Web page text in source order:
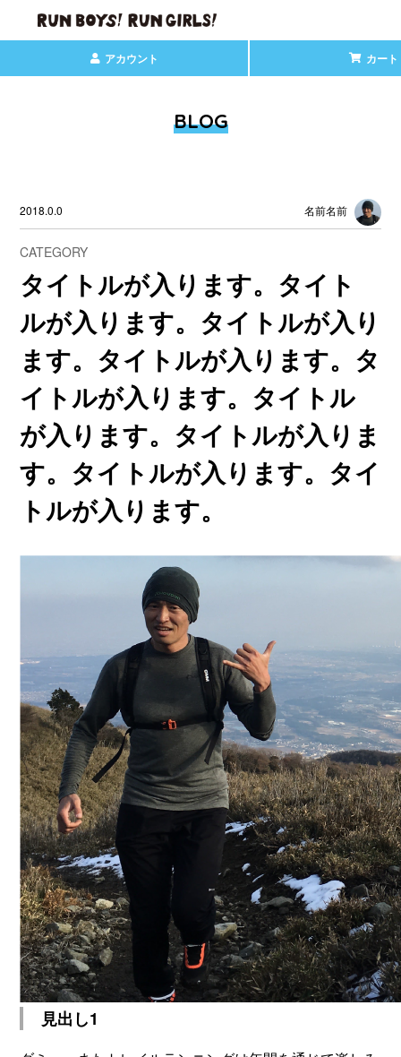
アカウント カート
BLOG
2018.0.0 名前名前
CATEGORY
タイトルが入ります。タイト
ルが入ります。タイトルが入り
ます。タイトルが入ります。タ
イトルが入ります。タイトル
が入ります。タイトルが入りま
す。タイトルが入ります。タイ
トルが入ります。
見出し1